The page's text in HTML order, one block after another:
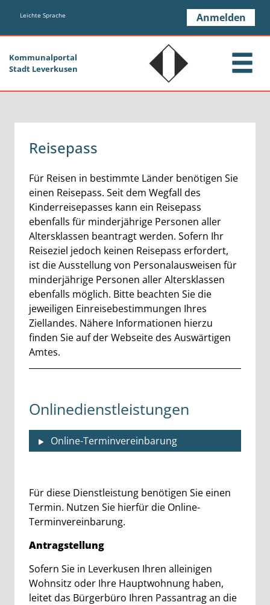
Zum Hauptinhalt springen
Leichte Sprache Anmelden
Kommunalportal
Stadt Leverkusen
Reisepass
Kurzbeschreibung
Für Reisen in bestimmte Länder benötigen Sie
einen Reisepass. Seit dem Wegfall des
Kinderreisepasses kann ein Reisepass
ebenfalls für minderjährige Personen aller
Altersklassen beantragt werden. Sofern Ihr
Reiseziel jedoch keinen Reisepass erfordert,
ist die Ausstellung von Personalausweisen für
minderjährige Personen aller Altersklassen
ebenfalls möglich. Bitte beachten Sie die
jeweiligen Einreisebestimmungen Ihres
Ziellandes. Nähere Informationen hierzu
finden Sie auf der Webseite des Auswärtigen
Amtes.
Onlinedienstleistungen
Online-Terminvereinbarung
Beschreibung
Für diese Dienstleistung benötigen Sie einen
Termin. Nutzen Sie hierfür die Online-
Terminvereinbarung.
Antragstellung
Sofern Sie in Leverkusen Ihren alleinigen
Wohnsitz oder Ihre Hauptwohnung haben,
leitet das Bürgerbüro Ihren Passantrag an die